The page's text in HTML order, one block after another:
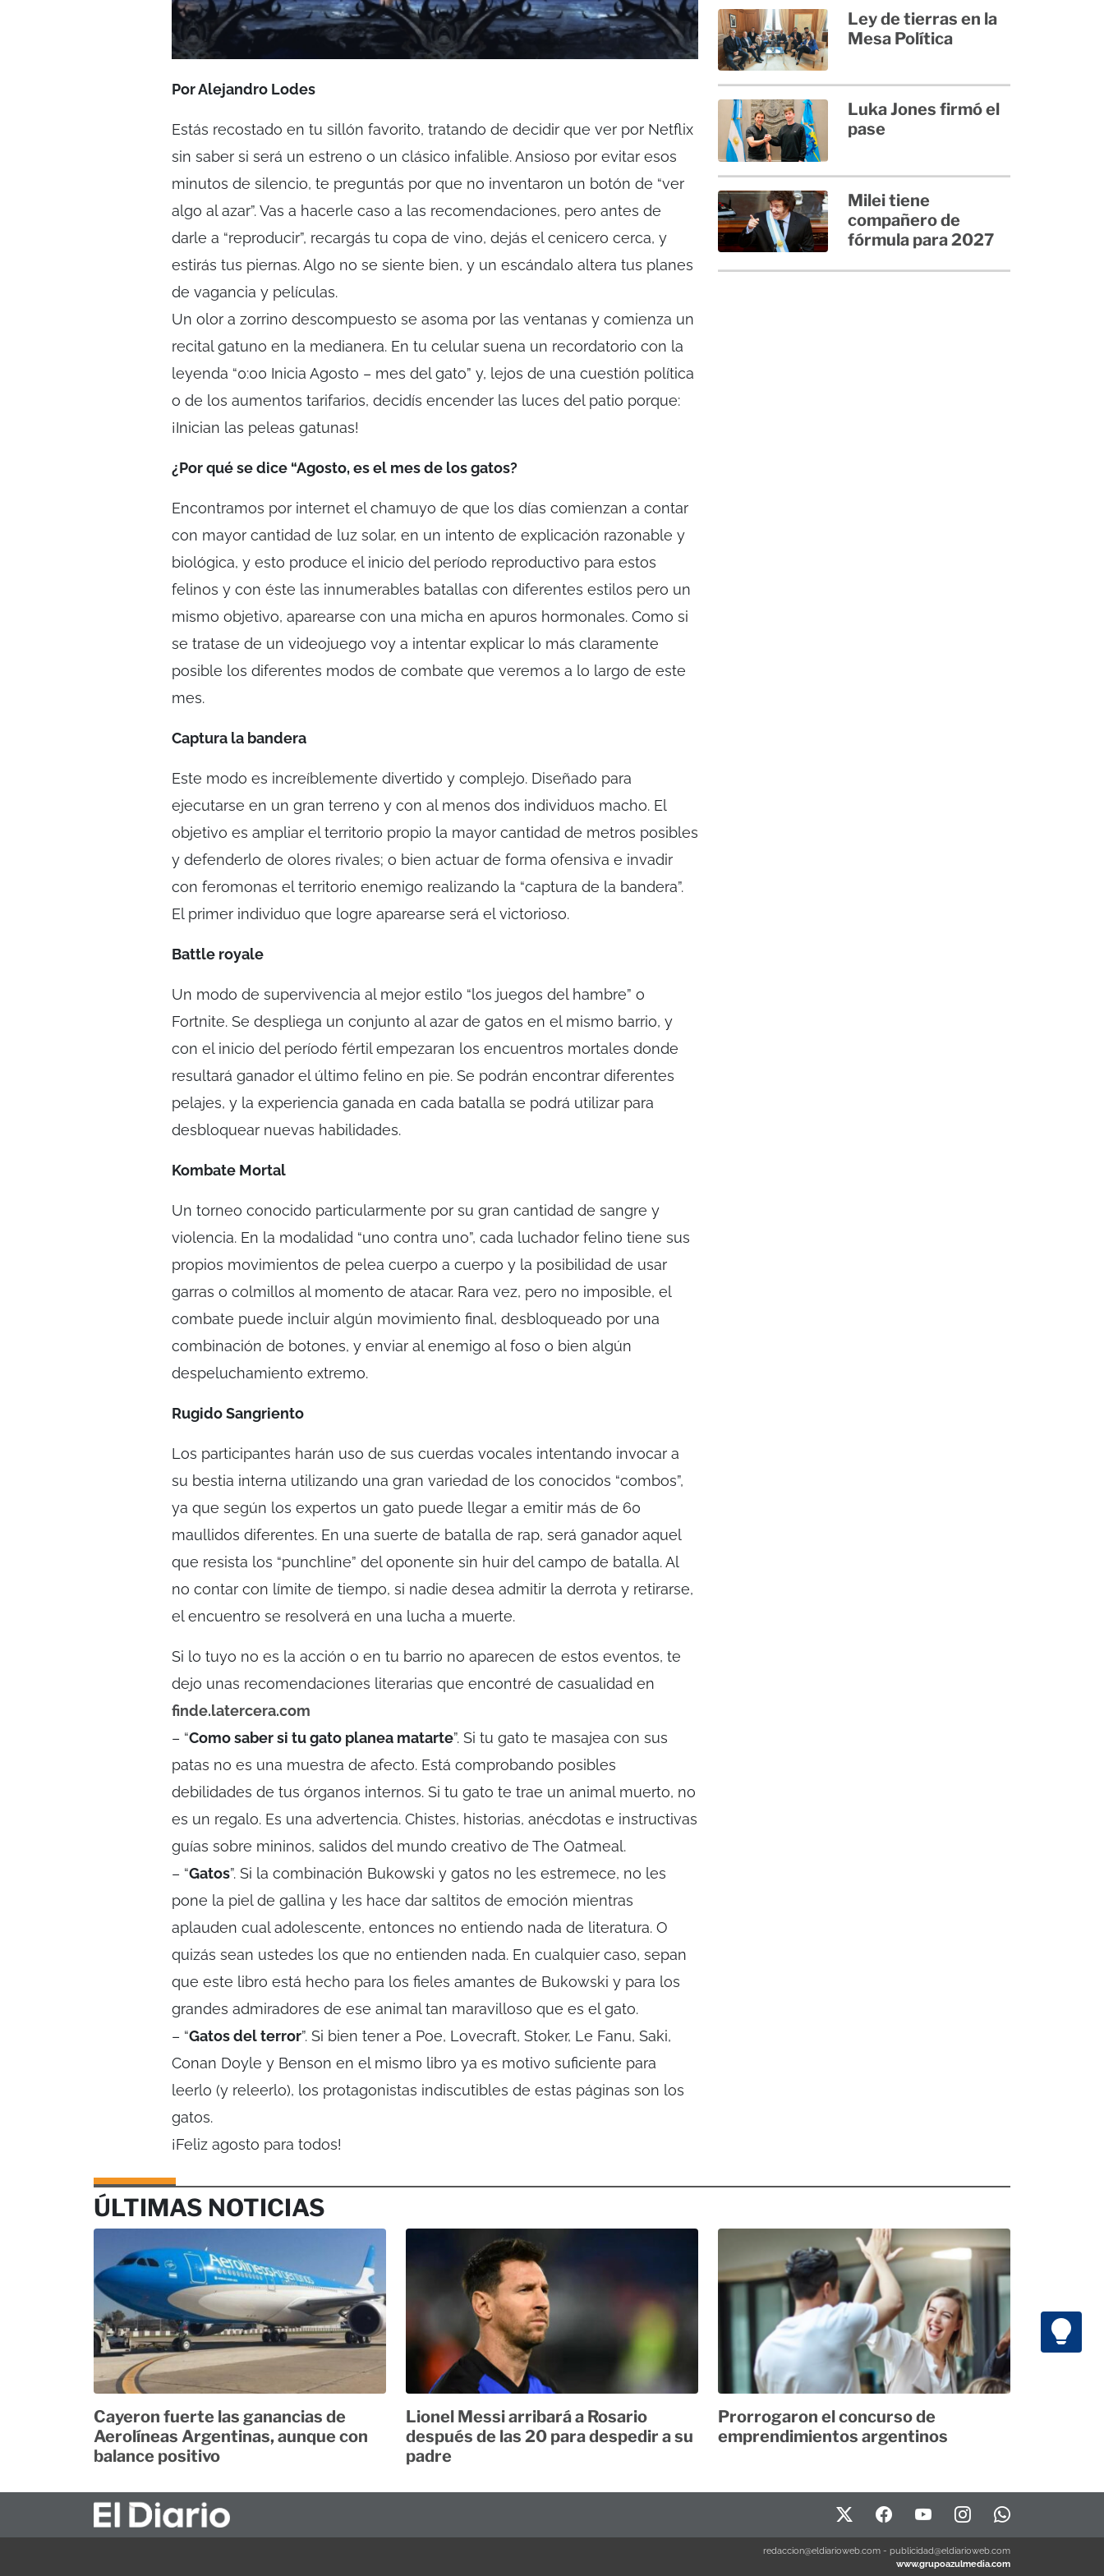
Por Alejandro Lodes
Estás recostado en tu sillón favorito, tratando de decidir que ver por Netflix
sin saber si será un estreno o un clásico infalible. Ansioso por evitar esos
minutos de silencio, te preguntás por que no inventaron un botón de “ver
algo al azar”. Vas a hacerle caso a las recomendaciones, pero antes de
darle a “reproducir”, recargás tu copa de vino, dejás el cenicero cerca, y
estirás tus piernas. Algo no se siente bien, y un escándalo altera tus planes
de vagancia y películas.
Un olor a zorrino descompuesto se asoma por las ventanas y comienza un
recital gatuno en la medianera. En tu celular suena un recordatorio con la
leyenda “0:00 Inicia Agosto – mes del gato” y, lejos de una cuestión política
o de los aumentos tarifarios, decidís encender las luces del patio porque:
¡Inician las peleas gatunas!
¿Por qué se dice “Agosto, es el mes de los gatos?
Encontramos por internet el chamuyo de que los días comienzan a contar
con mayor cantidad de luz solar, en un intento de explicación razonable y
biológica, y esto produce el inicio del período reproductivo para estos
felinos y con éste las innumerables batallas con diferentes estilos pero un
mismo objetivo, aparearse con una micha en apuros hormonales. Como si
se tratase de un videojuego voy a intentar explicar lo más claramente
posible los diferentes modos de combate que veremos a lo largo de este
mes.
Captura la bandera
Este modo es increíblemente divertido y complejo. Diseñado para
ejecutarse en un gran terreno y con al menos dos individuos macho. El
objetivo es ampliar el territorio propio la mayor cantidad de metros posibles
y defenderlo de olores rivales; o bien actuar de forma ofensiva e invadir
con feromonas el territorio enemigo realizando la “captura de la bandera”.
El primer individuo que logre aparearse será el victorioso.
Battle royale
Un modo de supervivencia al mejor estilo “los juegos del hambre” o
Fortnite. Se despliega un conjunto al azar de gatos en el mismo barrio, y
con el inicio del período fértil empezaran los encuentros mortales donde
resultará ganador el último felino en pie. Se podrán encontrar diferentes
pelajes, y la experiencia ganada en cada batalla se podrá utilizar para
desbloquear nuevas habilidades.
Kombate Mortal
Un torneo conocido particularmente por su gran cantidad de sangre y
violencia. En la modalidad “uno contra uno”, cada luchador felino tiene sus
propios movimientos de pelea cuerpo a cuerpo y la posibilidad de usar
garras o colmillos al momento de atacar. Rara vez, pero no imposible, el
combate puede incluir algún movimiento final, desbloqueado por una
combinación de botones, y enviar al enemigo al foso o bien algún
despeluchamiento extremo.
Rugido Sangriento
Los participantes harán uso de sus cuerdas vocales intentando invocar a
su bestia interna utilizando una gran variedad de los conocidos “combos”,
ya que según los expertos un gato puede llegar a emitir más de 60
maullidos diferentes. En una suerte de batalla de rap, será ganador aquel
que resista los “punchline” del oponente sin huir del campo de batalla. Al
no contar con límite de tiempo, si nadie desea admitir la derrota y retirarse,
el encuentro se resolverá en una lucha a muerte.
Si lo tuyo no es la acción o en tu barrio no aparecen de estos eventos, te
dejo unas recomendaciones literarias que encontré de casualidad en
finde.latercera.com
– “Como saber si tu gato planea matarte”. Si tu gato te masajea con sus
patas no es una muestra de afecto. Está comprobando posibles
debilidades de tus órganos internos. Si tu gato te trae un animal muerto, no
es un regalo. Es una advertencia. Chistes, historias, anécdotas e instructivas
guías sobre mininos, salidos del mundo creativo de The Oatmeal.
– “Gatos”. Si la combinación Bukowski y gatos no les estremece, no les
pone la piel de gallina y les hace dar saltitos de emoción mientras
aplauden cual adolescente, entonces no entiendo nada de literatura. O
quizás sean ustedes los que no entienden nada. En cualquier caso, sepan
que este libro está hecho para los fieles amantes de Bukowski y para los
grandes admiradores de ese animal tan maravilloso que es el gato.
– “Gatos del terror”. Si bien tener a Poe, Lovecraft, Stoker, Le Fanu, Saki,
Conan Doyle y Benson en el mismo libro ya es motivo suficiente para
leerlo (y releerlo), los protagonistas indiscutibles de estas páginas son los
gatos.
¡Feliz agosto para todos!
Ley de tierras en la
Mesa Política
Luka Jones firmó el
pase
Milei tiene
compañero de
fórmula para 2027
ÚLTIMAS NOTICIAS
Cayeron fuerte las ganancias de
Aerolíneas Argentinas, aunque con
balance positivo
Lionel Messi arribará a Rosario
después de las 20 para despedir a su
padre
Prorrogaron el concurso de
emprendimientos argentinos
redaccion@eldiarioweb.com - publicidad@eldiarioweb.com
www.grupoazulmedia.com